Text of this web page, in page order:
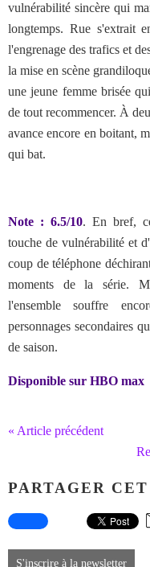
vulnérabilité sincère qui
longtemps. Rue s'extrait
l'engrenage des trafics et
la mise en scène
une jeune femme brisée
de tout recommencer. À
avance encore en boitant,
qui bat.
Note : 6.5/10. En bref,
touche de vulnérabilité et
coup de téléphone
moments de la série.
l'ensemble souffre
personnages secondaires
de saison.
Disponible sur HBO max
« Article précédent
PARTAGER
S'inscrire à la newsletter